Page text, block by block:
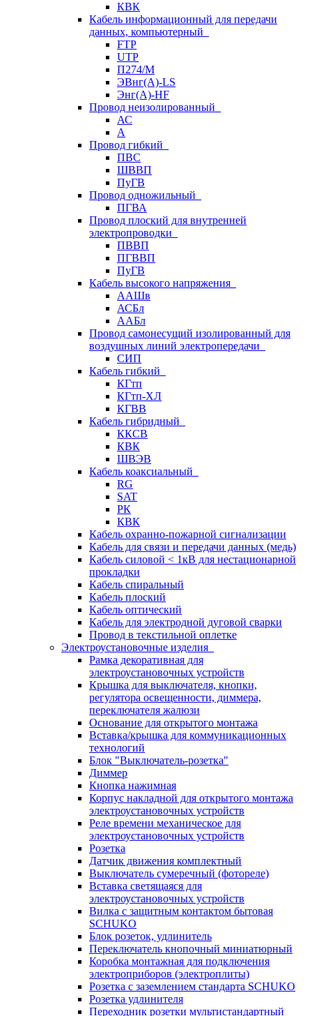
КВК
Кабель информационный для передачи
данных, компьютерный
FTP
UTP
П274/М
ЭВнг(А)-LS
Энг(А)-HF
Провод неизолированный
АС
А
Провод гибкий
ПВС
ШВВП
ПуГВ
Провод одножильный
ПГВА
Провод плоский для внутренней
электропроводки
ПВВП
ПГВВП
ПуГВ
Кабель высокого напряжения
ААШв
АСБл
ААБл
Провод самонесущий изолированный для
воздушных линий электропередачи
СИП
Кабель гибкий
КГтп
КГтп-ХЛ
КГВВ
Кабель гибридный
ККСВ
КВК
ШВЭВ
Кабель коаксиальный
RG
SAT
РК
КВК
Кабель охранно-пожарной сигнализации
Кабель для связи и передачи данных (медь)
Кабель силовой < 1кВ для нестационарной
прокладки
Кабель спиральный
Кабель плоский
Кабель оптический
Кабель для электродной дуговой сварки
Провод в текстильной оплетке
Электроустановочные изделия
Рамка декоративная для
электроустановочных устройств
Крышка для выключателя, кнопки,
регулятора освещенности, диммера,
переключателя жалюзи
Основание для открытого монтажа
Вставка/крышка для коммуникационных
технологий
Блок "Выключатель-розетка"
Диммер
Кнопка нажимная
Корпус накладной для открытого монтажа
электроустановочных устройств
Реле времени механическое для
электроустановочных устройств
Розетка
Датчик движения комплектный
Выключатель сумеречный (фотореле)
Вставка светящаяся для
электроустановочных устройств
Вилка с защитным контактом бытовая
SCHUKO
Блок розеток, удлинитель
Переключатель кнопочный миниатюрный
Коробка монтажная для подключения
электроприборов (электроплиты)
Розетка с заземлением стандарта SCHUKO
Розетка удлинителя
Переходник розетки мультистандартный